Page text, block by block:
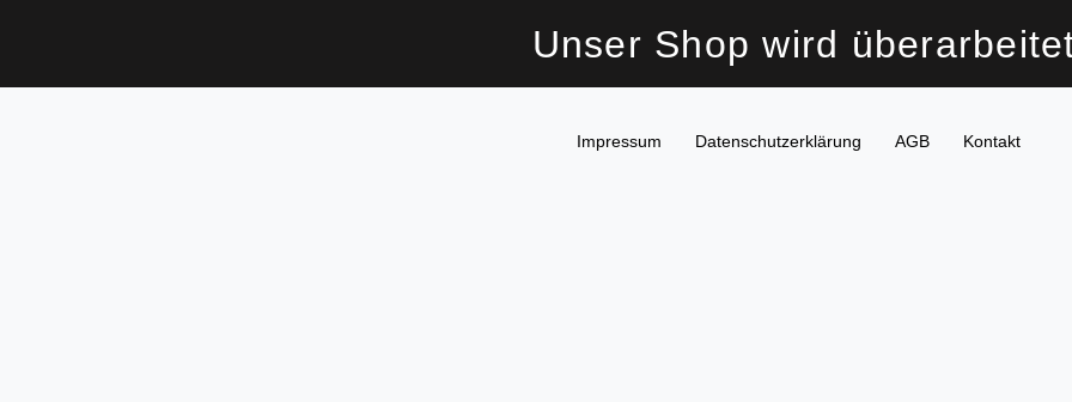
Unser Shop wird
Impressum Daten­schutz­erklärung AGB Kontakt